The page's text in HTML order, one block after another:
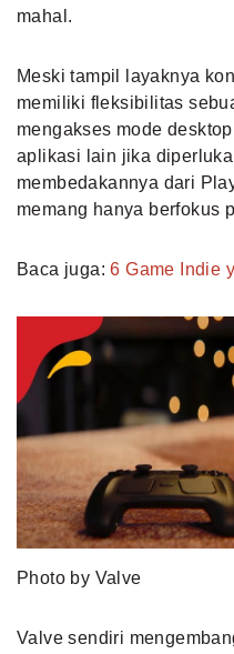
mahal.
Meski tampil layaknya
memiliki fleksibilitas
mengakses mode
aplikasi lain jika
membedakannya dari
memang hanya berfokus
Baca juga:6 Game Indie
Photo by Valve
Valve sendiri